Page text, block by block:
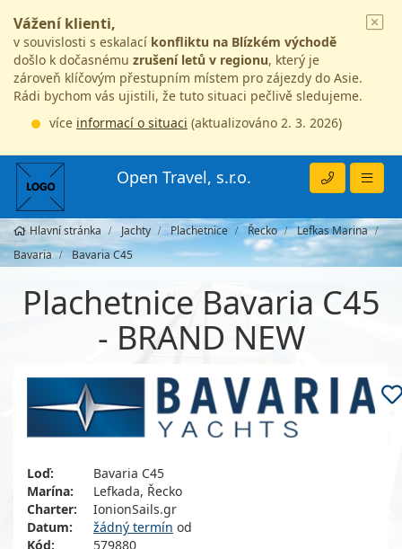
Vážení klienti,
v souvislosti s eskalací konfliktu na Blízkém východě
došlo k dočasnému zrušení letů v regionu, který je
zároveň klíčovým přestupním místem pro zájezdy do Asie.
Rádi bychom vás ujistili, že tuto situaci pečlivě sledujeme.
více informací o situaci (aktualizováno 2. 3. 2026)
Open Travel, s.r.o.
Hlavní stránka Jachty Plachetnice Řecko
Lefkas Marina
Bavaria
Bavaria C45
Plachetnice Bavaria C45
- BRAND NEW
Loď:
Bavaria C45
Marína:
Lefkada, Řecko
Charter:
IonionSails.gr
Datum:
žádný termín od
Kód:
579880